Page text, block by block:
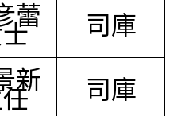
蕾 司庫
新 司庫